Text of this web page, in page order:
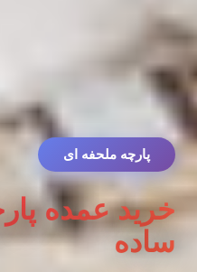
پارچه ملحفه ای
خرید عمده
ساده